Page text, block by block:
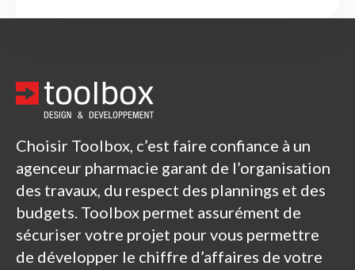
Choisir Toolbox, c’est faire confiance à un
agenceur pharmacie garant de l’organisation
des travaux, du respect des plannings et des
budgets. Toolbox permet assurément de
sécuriser votre projet pour vous permettre
de développer le chiffre d’affaires de votre